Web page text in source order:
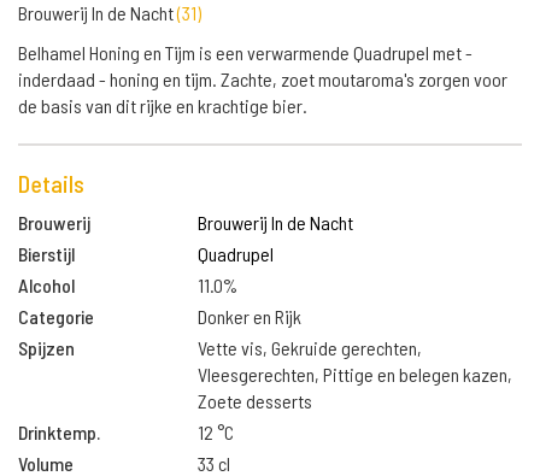
Brouwerij In de Nacht(31)
Belhamel Honing en Tijm is een verwarmende Quadrupel met -
inderdaad - honing en tijm. Zachte, zoet moutaroma's zorgen voor
de basis van dit rijke en krachtige bier.
Details
Brouwerij
Brouwerij In de Nacht
Bierstijl
Quadrupel
Alcohol
11.0%
Categorie
Donker en Rijk
Spijzen
Vette vis, Gekruide gerechten,
Vleesgerechten, Pittige en belegen kazen,
Zoete desserts
Drinktemp.
12 °C
Volume
33 cl